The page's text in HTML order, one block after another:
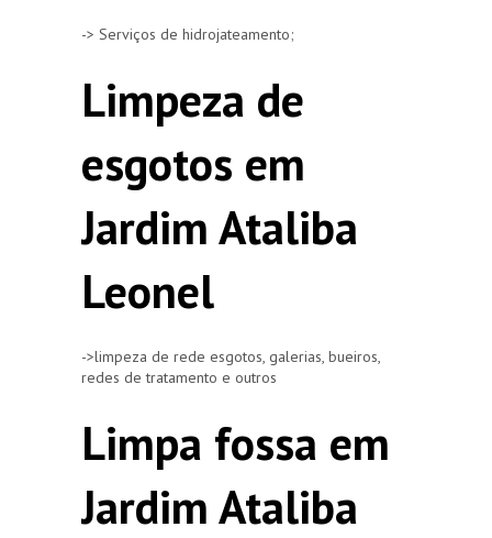
-> Serviços de hidrojateamento;
Limpeza de
esgotos em
Jardim Ataliba
Leonel
->limpeza de rede esgotos, galerias, bueiros,
redes de tratamento e outros
Limpa fossa em
Jardim Ataliba